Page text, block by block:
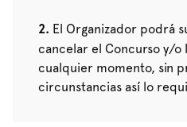
El Organizador podrá
cancelar el Concurso y/o
cualquier momento, sin
circunstancias así lo